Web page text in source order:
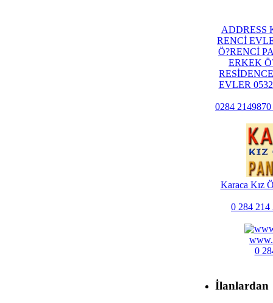
ADDRESS
RENCİ
Ö?RENCİ
ERKEK
EVLER
0284
Karaca Kız
0 284 214
0
İlanlardan